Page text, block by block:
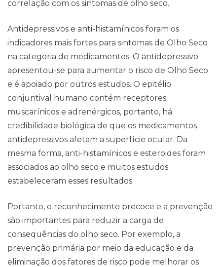
correlação com os sintomas de olho seco.
Antidepressivos e anti-histamínicos foram os
indicadores mais fortes para sintomas de Olho Seco
na categoria de medicamentos. O antidepressivo
apresentou-se para aumentar o risco de Olho Seco
e é apoiado por outros estudos. O epitélio
conjuntival humano contém receptores
muscarínicos e adrenérgicos, portanto, há
credibilidade biológica de que os medicamentos
antidepressivos afetam a superfície ocular. Da
mesma forma, anti-histamínicos e esteroides foram
associados ao olho seco e muitos estudos
estabeleceram esses resultados.
Portanto, o reconhecimento precoce e a prevenção
são importantes para reduzir a carga de
consequências do olho seco. Por exemplo, a
prevenção primária por meio da educação e da
eliminação dos fatores de risco pode melhorar os